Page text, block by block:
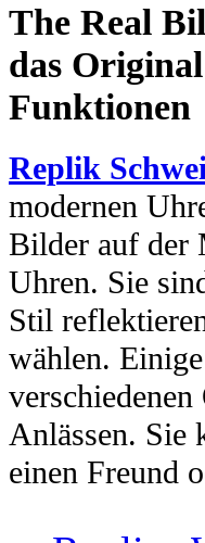
The Real
das
Funktionen
Replik
modernen
Bilder auf der
Uhren. Sie
Stil
wählen.
Anlässen. Sie
einen Freund